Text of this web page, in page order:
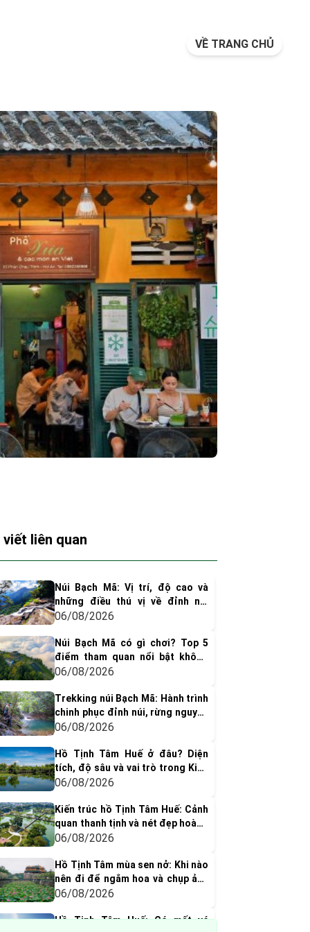
VỀ TRANG CHỦ
viết liên quan
Núi Bạch Mã: Vị trí, độ cao và
những điều thú vị về đỉnh núi
huyền thoại xứ Huế
06/08/2026
Núi Bạch Mã có gì chơi? Top 5
điểm tham quan nổi bật không
thể bỏ qua
06/08/2026
Trekking núi Bạch Mã: Hành trình
chinh phục đỉnh núi, rừng nguyên
sinh & thác nước tuyệt đẹp
06/08/2026
Hồ Tịnh Tâm Huế ở đâu? Diện
tích, độ sâu và vai trò trong Kinh
thành Huế xưa
06/08/2026
Kiến trúc hồ Tịnh Tâm Huế: Cảnh
quan thanh tịnh và nét đẹp hoàng
cung xưa
06/08/2026
Hồ Tịnh Tâm mùa sen nở: Khi nào
nên đi để ngắm hoa và chụp ảnh
đẹp nhất?
06/08/2026
Hồ Tịnh Tâm Huế: Có mất vé